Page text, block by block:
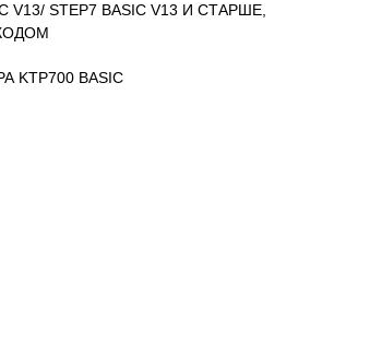
V13/ STEP7 BASIC V13 И СТАРШЕ,
KTP700 BASIC